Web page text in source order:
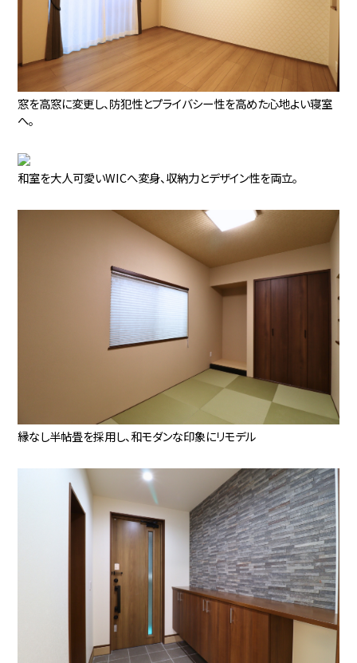
窓を高窓に変更し、防犯性とプライバシー性を高めた心地よい寝室
へ。
和室を大人可愛いWICへ変身、収納力とデザイン性を両立。
縁なし半帖畳を採用し、和モダンな印象にリモデル